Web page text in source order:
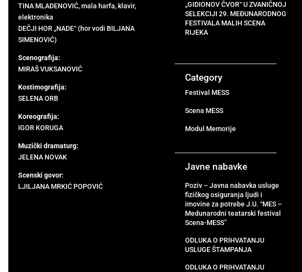
TINA MLADENOVIĆ, mala harfa, klavir,
elektronika
DEČJI HOR „NADE“ (hor vodi BILJANA
SIMENOVIĆ)
Scenografija:
MIRAŠ VUKSANOVIĆ
Kostimografija:
SELENA ORB
Koreografija:
IGOR KORUGA
Muzički dramaturg:
JELENA NOVAK
Scenski govor:
LJILJANA MRKIĆ POPOVIĆ
„GIDIONOV ČVOR“ U ZVANIČNOJ
SELEKCIJI 29. MEĐUNARODNOG
FESTIVALA MALIH SCENA
RIJEKA
Category
Festival MESS
Scena MESS
Modul Memorije
Javne nabavke
Poziv – Javna nabavka usluge
fizičkog osiguranja ljudi i
imovine za potrebe J.U. “MES –
Medunarodni teatarski festival
Scena-MESS”
ODLUKA O PRIHVATANJU
USLUGE ŠTAMPANJA
ODLUKA O PRIHVATANJU